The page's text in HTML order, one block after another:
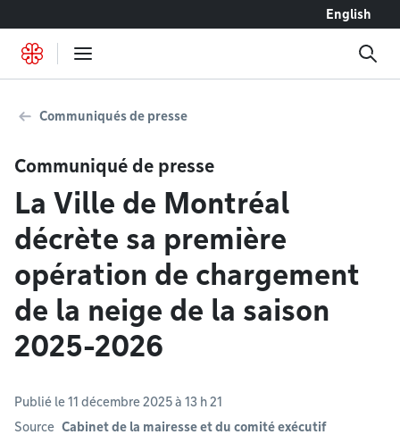
English
Communiqués de presse
Communiqué de presse
La Ville de Montréal
décrète sa première
opération de chargement
de la neige de la saison
2025-2026
Publié le 11 décembre 2025 à 13 h 21
Source Cabinet de la mairesse et du comité exécutif